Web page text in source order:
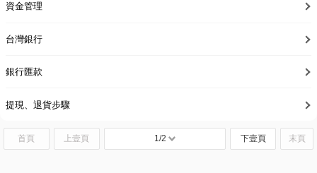
資金管理
台灣銀行
銀行匯款
提現、退貨步驟
首頁 上壹頁 1/2 下壹頁 末頁